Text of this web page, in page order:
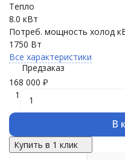
Тепло
8.0 кВт
Потреб. мощность холод
1750 Вт
Все характеристики
Предзаказ
168 000 ₽
1
В
Купить в 1 клик